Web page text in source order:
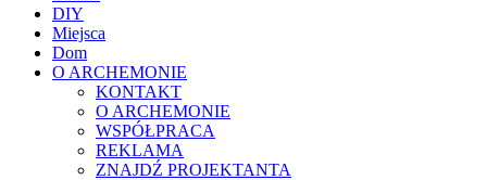
DIY
Miejsca
Dom
O ARCHEMONIE
KONTAKT
O ARCHEMONIE
WSPÓŁPRACA
REKLAMA
ZNAJDŹ PROJEKTANTA